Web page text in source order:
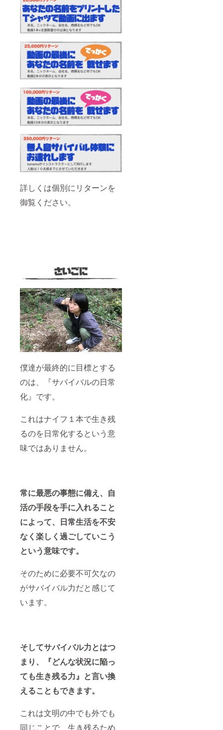
詳しくは個別にリターンを
御覧ください。
僕達が最終的に目標とする
のは、『サバイバルの日常
化』です。
これはナイフ１本で生き残
るのを日常化するという意
味ではありません。
常に最悪の事態に備え、自
活の手段を手に入れること
によって、日常生活を不安
なく楽しく過ごしていこう
という意味です。
そのために必要不可欠なの
がサバイバル力だと感じて
います。
そしてサバイバル力とはつ
まり、『どんな状況に陥っ
ても生き残る力』と言い換
えることもできます。
これは文明の中でも外でも
同じことで、生き残るため